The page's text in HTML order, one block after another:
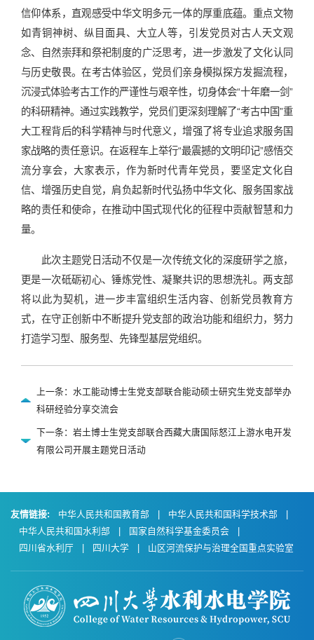
信仰体系，直观感受中华文明多元一体的厚重底蕴。重点文物
如青铜神树、纵目面具、大立人等，引发党员对古人天文观
念、自然崇拜和祭祀制度的广泛思考，进一步激发了文化认同
与历史敬畏。在考古体验区，党员们亲身模拟探方发掘流程，
沉浸式体验考古工作的严谨性与艰辛性，切身体会“十年磨一剑”
的科研精神。通过实践教学，党员们更深刻理解了“考古中国”重
大工程背后的科学精神与时代意义，增强了将专业追求服务国
家战略的责任意识。在返程车上举行“最震撼的文明印记”感悟交
流分享会，大家表示，作为新时代青年党员，要坚定文化自
信、增强历史自觉，肩负起新时代弘扬中华文化、服务国家战
略的责任和使命，在推动中国式现代化的征程中贡献智慧和力
量。
此次主题党日活动不仅是一次传统文化的深度研学之旅，
更是一次砥砺初心、锤炼党性、凝聚共识的思想洗礼。两支部
将以此为契机，进一步丰富组织生活内容、创新党员教育方
式，在守正创新中不断提升党支部的政治功能和组织力，努力
打造学习型、服务型、先锋型基层党组织。
上一条：水工能动博士生党支部联合能动硕士研究生党支部举办
科研经验分享交流会
下一条：岩土博士生党支部联合西藏大唐国际怒江上游水电开发
有限公司开展主题党日活动
友情链接: 中华人民共和国教育部 中华人民共和国科学技术部
中华人民共和国水利部
国家自然科学基金委员会
四川省水利厅
四川大学 山区河流保护与治理全国重点实验室